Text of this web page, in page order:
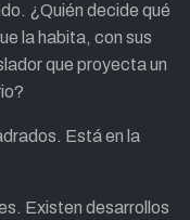
¿Quién decide qué
la habita, con sus
que proyecta un
Está en la
Existen desarrollos